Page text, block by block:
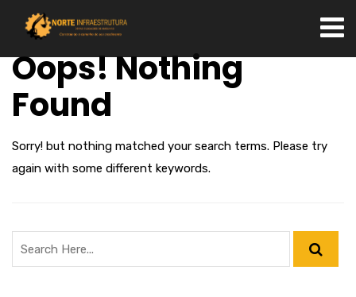
Oops! Nothing
Found
Sorry! but nothing matched your search terms. Please try
again with some different keywords.